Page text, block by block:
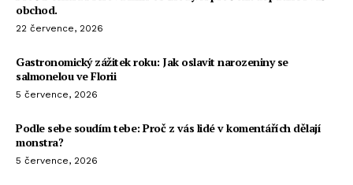
obchod.
22 července, 2026
Gastronomický zážitek roku: Jak oslavit narozeniny se
salmonelou ve Florii
5 července, 2026
Podle sebe soudím tebe: Proč z vás lidé v komentářích dělají
monstra?
5 července, 2026